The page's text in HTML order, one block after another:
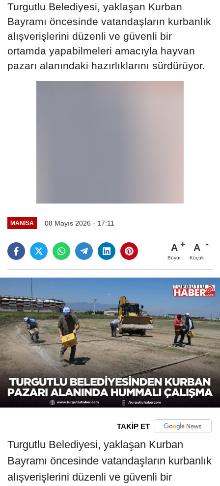
Turgutlu Belediyesi, yaklaşan Kurban
Bayramı öncesinde vatandaşların kurbanlık
alışverişlerini düzenli ve güvenli bir
ortamda yapabilmeleri amacıyla hayvan
pazarı alanındaki hazırlıklarını sürdürüyor.
MANİSA 08 Mayıs 2026 - 17:11
A
Büyüt
A
Küçült
TAKİP ET
Turgutlu Belediyesi, yaklaşan Kurban
Bayramı öncesinde vatandaşların kurbanlık
alışverişlerini düzenli ve güvenli bir